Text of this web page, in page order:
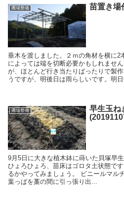
圃場整備 苗置き場
垂木を渡しました。２ｍの角材を横に2
によっては端を切断必要かもしれませ
が、ほとんど行き当たりばったりで製
うですが、明後日は雨らしいです。明
圃場整備
早生玉ね
9月5日に大きな植木鉢に蒔いた貝塚早
ひょろひょろ、苗床はゴロタ土状態で
るかやってみましょう。 ビニールマル
葉っぱを藁の間に引っ張り出...